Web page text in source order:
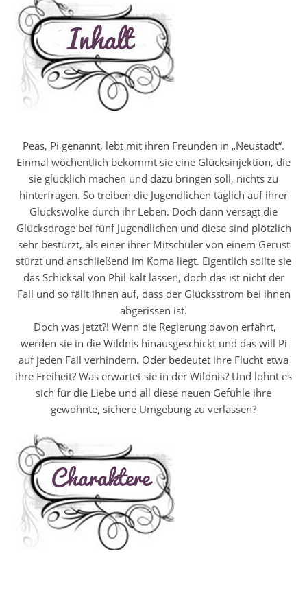
Peas, Pi genannt, lebt mit ihren Freunden in „Neustadt“.
Einmal wöchentlich bekommt sie eine Glücksinjektion, die
sie glücklich machen und dazu bringen soll, nichts zu
hinterfragen. So treiben die Jugendlichen täglich auf ihrer
Glückswolke durch ihr Leben. Doch dann versagt die
Glücksdroge bei fünf Jugendlichen und diese sind plötzlich
sehr bestürzt, als einer ihrer Mitschüler von einem Gerüst
stürzt und anschließend im Koma liegt. Eigentlich sollte sie
das Schicksal von Phil kalt lassen, doch das ist nicht der
Fall und so fällt ihnen auf, dass der Glücksstrom bei ihnen
abgerissen ist.
Doch was jetzt?! Wenn die Regierung davon erfährt,
werden sie in die Wildnis hinausgeschickt und das will Pi
auf jeden Fall verhindern. Oder bedeutet ihre Flucht etwa
ihre Freiheit? Was erwartet sie in der Wildnis? Und lohnt es
sich für die Liebe und all diese neuen Gefühle ihre
gewohnte, sichere Umgebung zu verlassen?